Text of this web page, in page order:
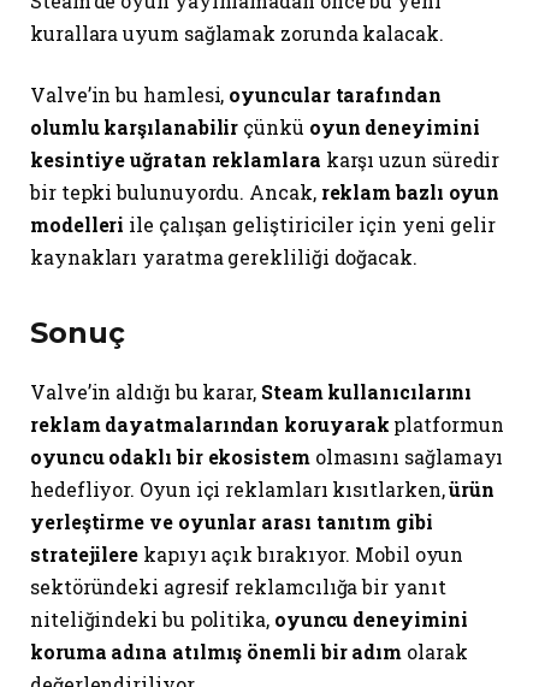
kurallara uyum sağlamak zorunda kalacak.
Valve’in bu hamlesi, oyuncular tarafından
olumlu karşılanabilir çünkü oyun deneyimini
kesintiye uğratan reklamlara karşı uzun süredir
bir tepki bulunuyordu. Ancak, reklam bazlı oyun
modelleri ile çalışan geliştiriciler için yeni gelir
kaynakları yaratma gerekliliği doğacak.
Sonuç
Valve’in aldığı bu karar, Steam kullanıcılarını
reklam dayatmalarından koruyarak platformun
oyuncu odaklı bir ekosistemolmasını sağlamayı
hedefliyor. Oyun içi reklamları kısıtlarken,ürün
yerleştirme ve oyunlar arası tanıtım gibi
stratejilere kapıyı açık bırakıyor. Mobil oyun
sektöründeki agresif reklamcılığa bir yanıt
niteliğindeki bu politika, oyuncu deneyimini
koruma adına atılmış önemli bir adım olarak